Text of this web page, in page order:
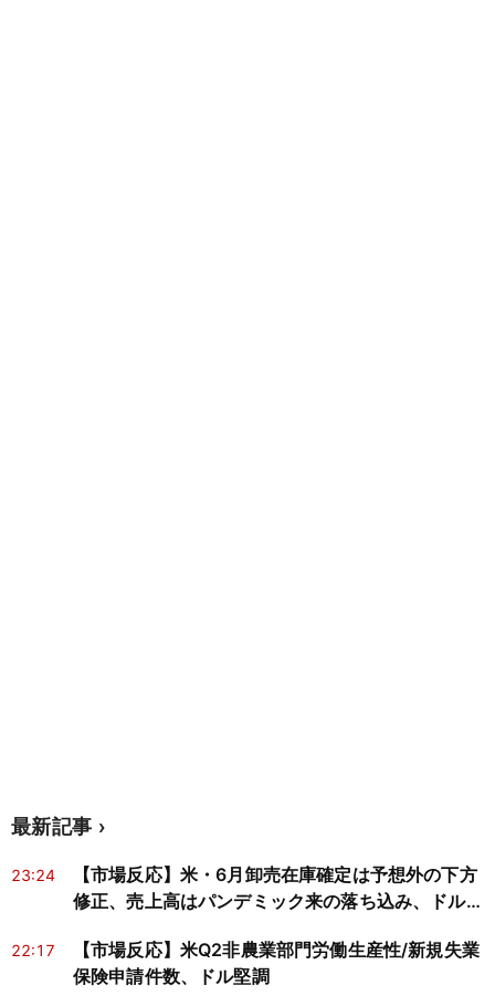
最新記事
23:24
【市場反応】米・6月卸売在庫確定は予想外の下方
修正、売上高はパンデミック来の落ち込み、ドルは
22:17
【市場反応】米Q2非農業部門労働生産性/新規失業
保険申請件数、ドル堅調